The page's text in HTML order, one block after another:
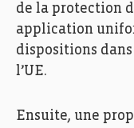
de la protection
application
dispositions
l’UE.
Ensuite, une